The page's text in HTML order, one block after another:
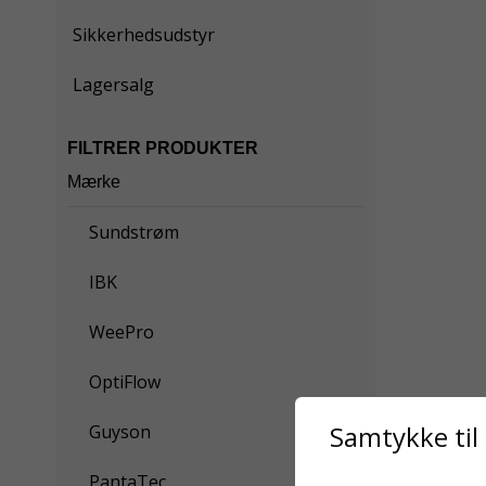
Sikkerhedsudstyr
Lagersalg
FILTRER PRODUKTER
Mærke
Sundstrøm
IBK
WeePro
OptiFlow
Guyson Samtykke til